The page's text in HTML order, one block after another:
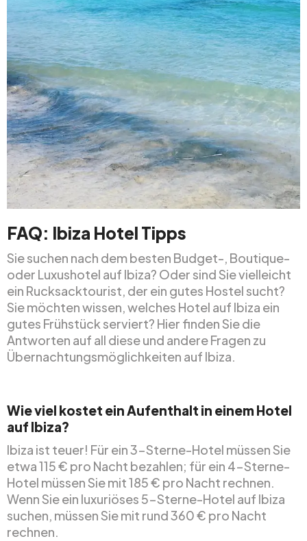
FAQ: Ibiza Hotel Tipps
Sie suchen nach dem besten Budget-, Boutique-
oder Luxushotel auf Ibiza? Oder sind Sie vielleicht
ein Rucksacktourist, der ein gutes Hostel sucht?
Sie möchten wissen, welches Hotel auf Ibiza ein
gutes Frühstück serviert? Hier finden Sie die
Antworten auf all diese und andere Fragen zu
Übernachtungsmöglichkeiten auf Ibiza.
Wie viel kostet ein Aufenthalt in einem Hotel
auf Ibiza?
Ibiza ist teuer! Für ein 3-Sterne-Hotel müssen Sie
etwa 115 € pro Nacht bezahlen; für ein 4-Sterne-
Hotel müssen Sie mit 185 € pro Nacht rechnen.
Wenn Sie ein luxuriöses 5-Sterne-Hotel auf Ibiza
suchen, müssen Sie mit rund 360 € pro Nacht
rechnen.